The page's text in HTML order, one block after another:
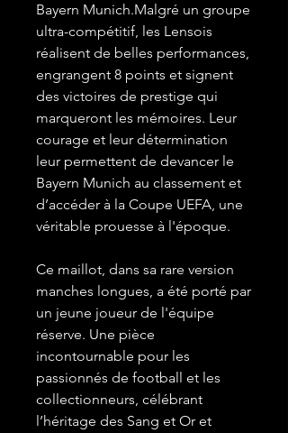
Bayern Munich.Malgré un groupe
ultra-compétitif, les Lensois
réalisent de belles performances,
engrangent 8 points et signent
des victoires de prestige qui
marqueront les mémoires. Leur
courage et leur détermination
leur permettent de devancer le
Bayern Munich au classement et
d’accéder à la Coupe UEFA, une
véritable prouesse à l'époque.
Ce maillot, dans sa rare version
manches longues, a été porté par
un jeune joueur de l'équipe
réserve. Une pièce
incontournable pour les
passionnés de football et les
collectionneurs, célébrant
l’héritage des Sang et Or et